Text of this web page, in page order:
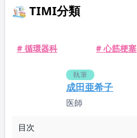
TIMI分類
# 循環器科 # 心筋梗塞
執筆
成田亜希子
医師
目次